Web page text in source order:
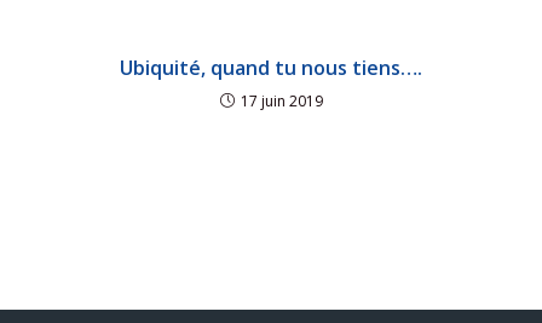
Ubiquité, quand tu nous tiens….
17 juin 2019